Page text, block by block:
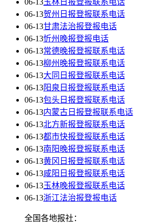
06-13贺州日报登报联系电话
06-13甘肃法治报登报电话
06-13忻州晚报登报电话
06-13常德晚报登报联系电话
06-13柳州晚报登报联系电话
06-13大同日报登报联系电话
06-13阳泉日报登报联系电话
06-13包头日报登报联系电话
06-13内蒙古日报登报联系电话
06-13北方新报登报联系电话
06-13都市快报登报联系电话
06-13南阳晚报登报联系电话
06-13黄冈日报登报联系电话
06-13咸阳日报登报联系电话
06-13玉林晚报登报联系电话
06-13浙江法治报登报电话
全国各地报社：